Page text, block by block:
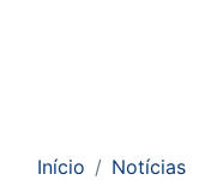
Início
Notícias